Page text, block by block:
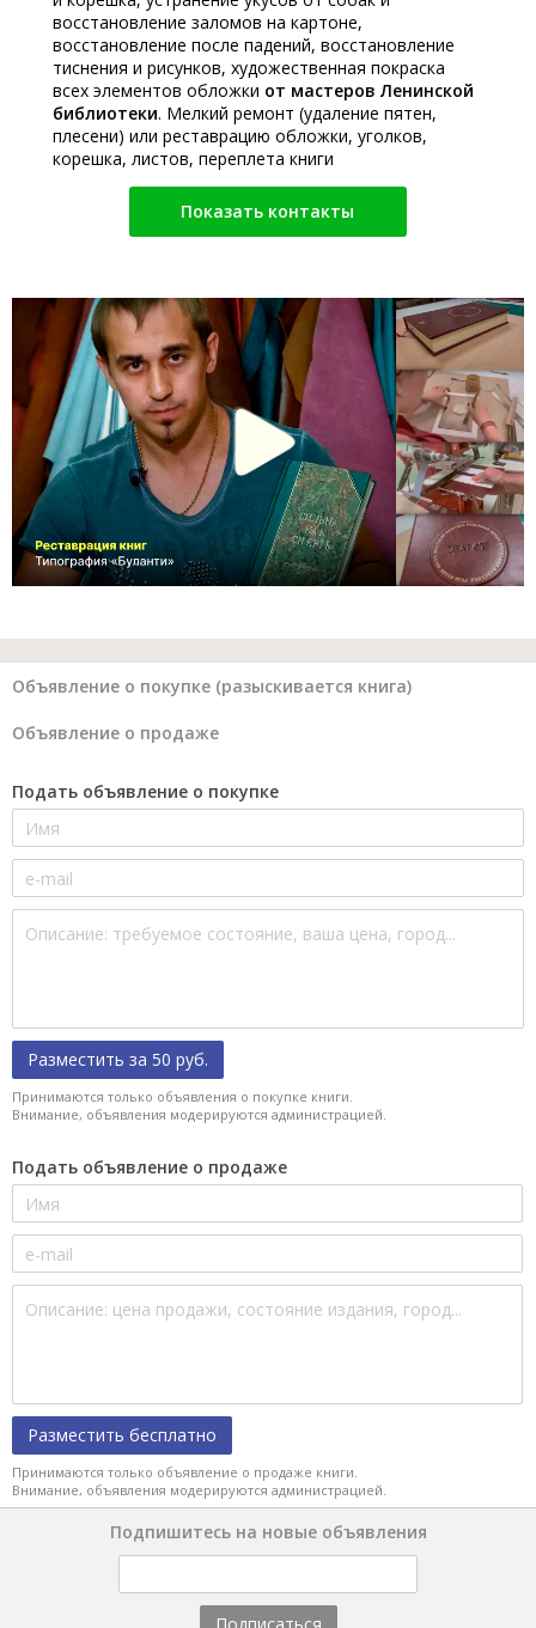
восстановление заломов на картоне,
восстановление после падений, восстановление
тиснения и рисунков, художественная покраска
всех элементов обложки от мастеров Ленинской
библиотеки. Мелкий ремонт (удаление пятен,
плесени) или реставрацию обложки, уголков,
корешка, листов, переплета книги
Показать контакты
Объявление о покупке (разыскивается книга)
Объявление о продаже
Подать объявление о покупке
Разместить за 50 руб.
Принимаются только объявления о покупке книги.
Внимание, объявления модерируются администрацией.
Подать объявление о продаже
Разместить бесплатно
Принимаются только объявление о продаже книги.
Внимание, объявления модерируются администрацией.
Подпишитесь на новые объявления